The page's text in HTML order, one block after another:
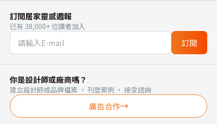
訂閱居家靈感週報
已有 38,000+ 位讀者加入
訂閱
你是設計師或廠商嗎？
建立設計師或品牌檔案 · 刊登案例 · 接受諮詢
廣告合作